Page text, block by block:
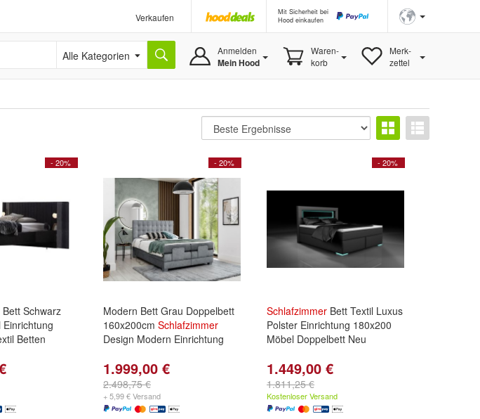
Verkaufen
Mit Sicherheit bei
Hood einkaufen
Alle Kategorien Anmelden
Mein Hood
Waren-
korb
Merk-
zettel
- 20%
Bett Schwarz
Betten
- 20%
Modern Bett Grau Doppelbett
160x200cm Schlafzimmer
Design Modern Einrichtung
1.999,00 €
2.498,75 €
+ 5,99 € Versand
- 20%
Schlafzimmer Bett Textil Luxus
Polster Einrichtung 180x200
Möbel Doppelbett Neu
1.449,00 €
1.811,25 €
Kostenloser Versand